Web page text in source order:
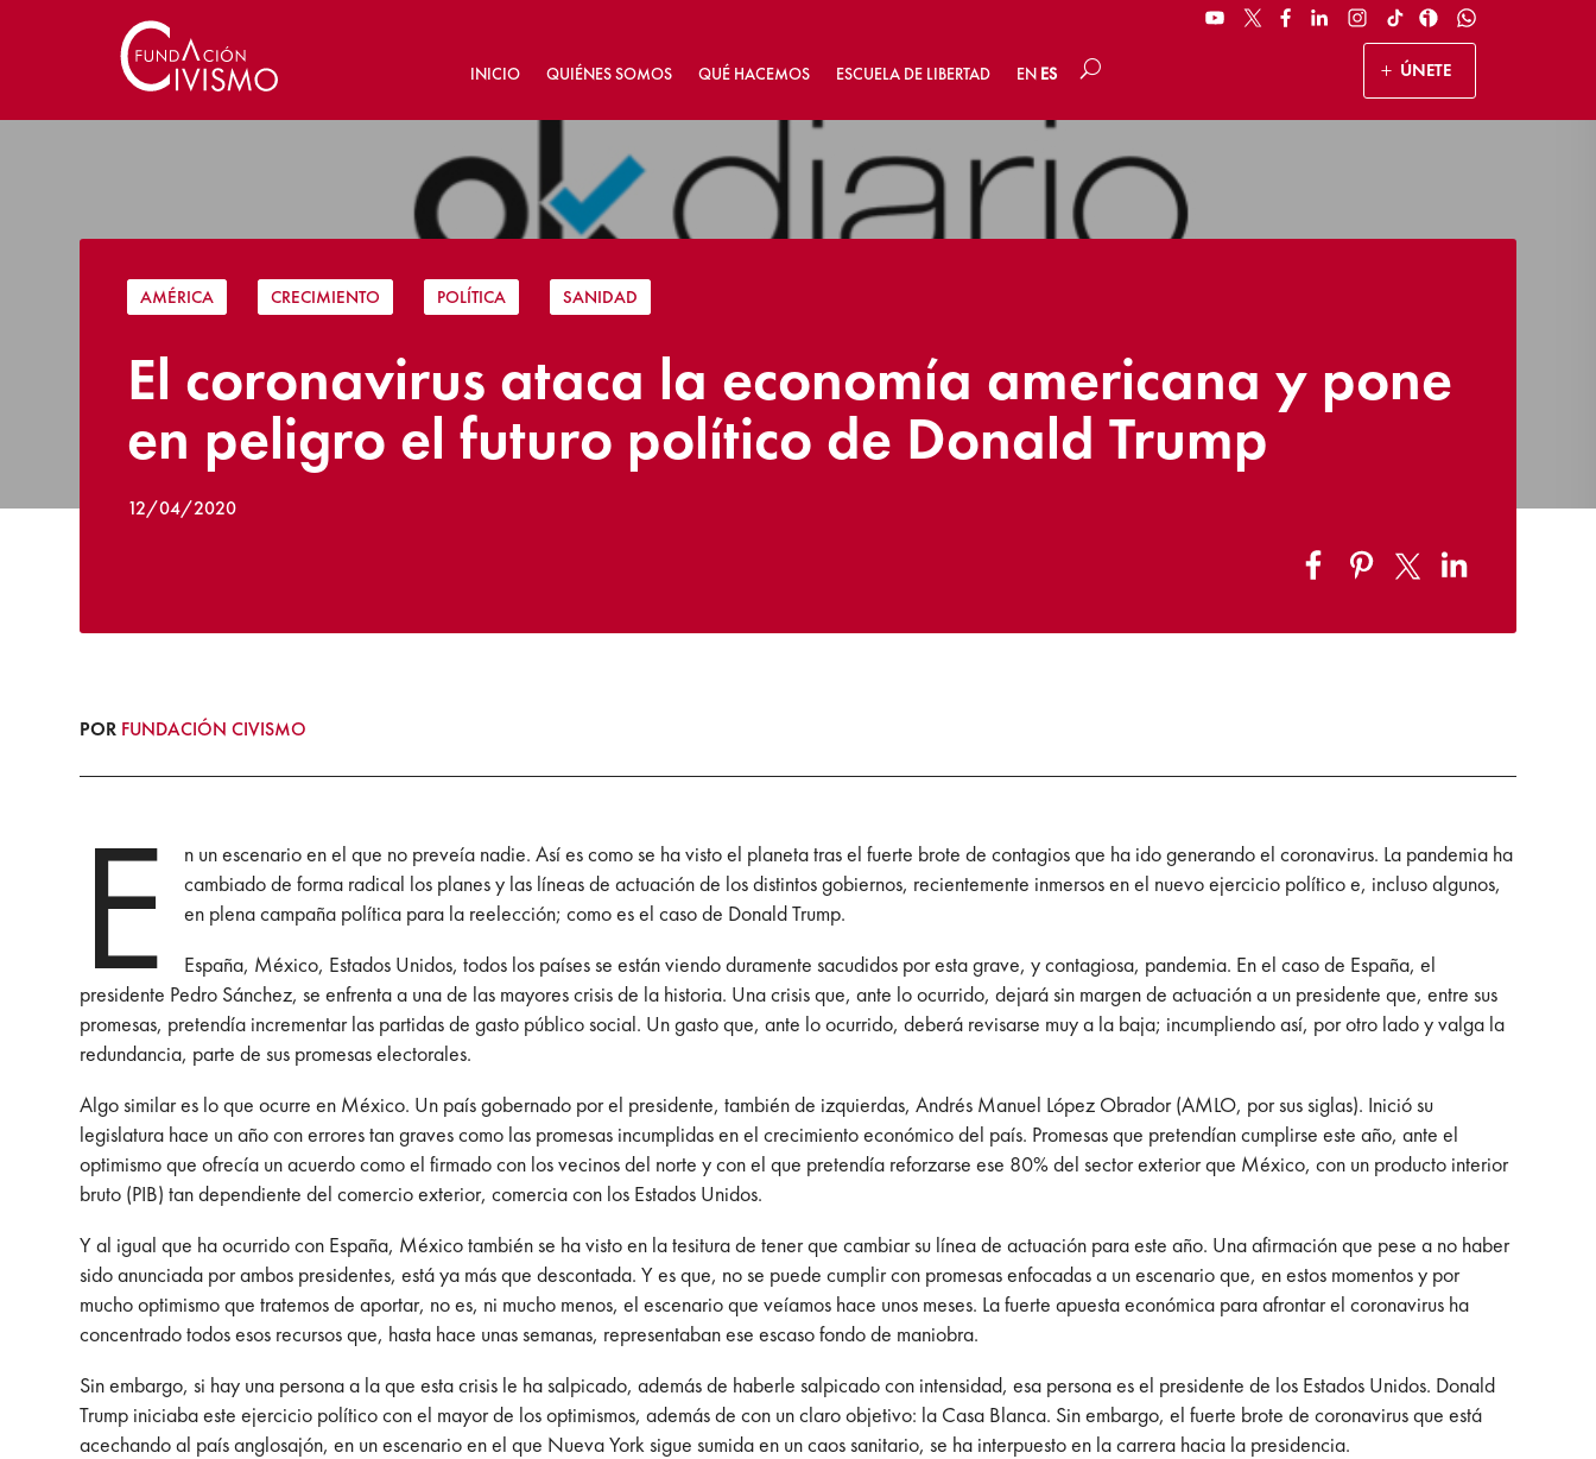
INICIO QUIÉNES SOMOS QUÉ HACEMOS ESCUELA DE LIBERTAD EN ES ÚNETE
AMÉRICA CRECIMIENTO POLÍTICA SANIDAD
El coronavirus ataca la economía americana y pone
en peligro el futuro político de Donald Trump
12/04/2020
POR FUNDACIÓN CIVISMO
E
n un escenario en el que no preveía nadie. Así es como se ha visto el planeta tras el fuerte brote de contagios que ha ido generando el coronavirus. La pandemia ha
cambiado de forma radical los planes y las líneas de actuación de los distintos gobiernos, recientemente inmersos en el nuevo ejercicio político e, incluso algunos,
en plena campaña política para la reelección; como es el caso de Donald Trump.
España, México, Estados Unidos, todos los países se están viendo duramente sacudidos por esta grave, y contagiosa, pandemia. En el caso de España, el
presidente Pedro Sánchez, se enfrenta a una de las mayores crisis de la historia. Una crisis que, ante lo ocurrido, dejará sin margen de actuación a un presidente que, entre sus
promesas, pretendía incrementar las partidas de gasto público social. Un gasto que, ante lo ocurrido, deberá revisarse muy a la baja; incumpliendo así, por otro lado y valga la
redundancia, parte de sus promesas electorales.
Algo similar es lo que ocurre en México. Un país gobernado por el presidente, también de izquierdas, Andrés Manuel López Obrador (AMLO, por sus siglas). Inició su
legislatura hace un año con errores tan graves como las promesas incumplidas en el crecimiento económico del país. Promesas que pretendían cumplirse este año, ante el
optimismo que ofrecía un acuerdo como el firmado con los vecinos del norte y con el que pretendía reforzarse ese 80% del sector exterior que México, con un producto interior
bruto (PIB) tan dependiente del comercio exterior, comercia con los Estados Unidos.
Y al igual que ha ocurrido con España, México también se ha visto en la tesitura de tener que cambiar su línea de actuación para este año. Una afirmación que pese a no haber
sido anunciada por ambos presidentes, está ya más que descontada. Y es que, no se puede cumplir con promesas enfocadas a un escenario que, en estos momentos y por
mucho optimismo que tratemos de aportar, no es, ni mucho menos, el escenario que veíamos hace unos meses. La fuerte apuesta económica para afrontar el coronavirus ha
concentrado todos esos recursos que, hasta hace unas semanas, representaban ese escaso fondo de maniobra.
Sin embargo, si hay una persona a la que esta crisis le ha salpicado, además de haberle salpicado con intensidad, esa persona es el presidente de los Estados Unidos. Donald
Trump iniciaba este ejercicio político con el mayor de los optimismos, además de con un claro objetivo: la Casa Blanca. Sin embargo, el fuerte brote de coronavirus que está
acechando al país anglosajón, en un escenario en el que Nueva York sigue sumida en un caos sanitario, se ha interpuesto en la carrera hacia la presidencia.